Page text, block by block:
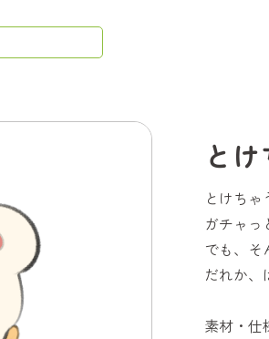
と
とけち
ガチャっ
でも、そ
だれか、
素材・仕